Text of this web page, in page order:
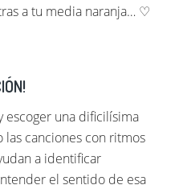
a tu media naranja… ♡
escoger una dificilísima
las canciones con ritmos
a identificar
el sentido de esa